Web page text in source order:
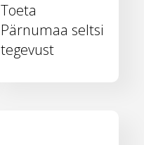
Toeta
Pärnumaa seltsi
tegevust